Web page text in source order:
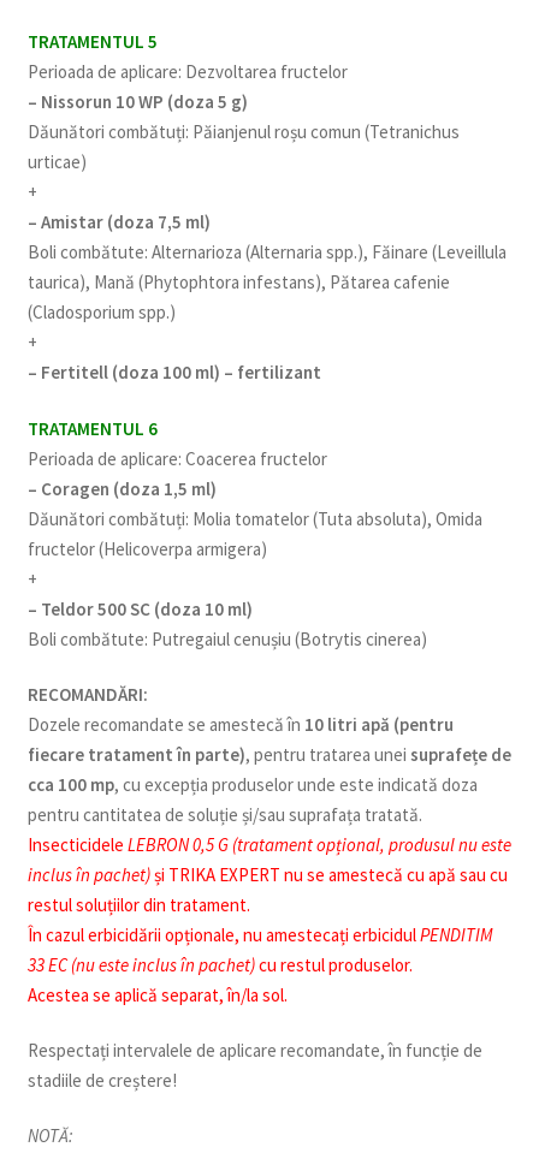
TRATAMENTUL 5
Perioada de aplicare: Dezvoltarea fructelor
– Nissorun 10 WP (doza 5 g)
Dăunători combătuți: Păianjenul roșu comun (Tetranichus
urticae)
+
– Amistar (doza 7,5 ml)
Boli combătute: Alternarioza (Alternaria spp.), Făinare (Leveillula
taurica), Mană (Phytophtora infestans), Pătarea cafenie
(Cladosporium spp.)
+
– Fertitell (doza 100 ml) – fertilizant
TRATAMENTUL 6
Perioada de aplicare: Coacerea fructelor
– Coragen (doza 1,5 ml)
Dăunători combătuți: Molia tomatelor (Tuta absoluta), Omida
fructelor (Helicoverpa armigera)
+
– Teldor 500 SC (doza 10 ml)
Boli combătute: Putregaiul cenușiu (Botrytis cinerea)
RECOMANDĂRI:
Dozele recomandate se amestecă în 10 litri apă (pentru
fiecare tratament în parte), pentru tratarea unei suprafețe de
cca 100 mp, cu excepția produselor unde este indicată doza
pentru cantitatea de soluție și/sau suprafața tratată.
Insecticidele LEBRON 0,5 G (tratament opțional, produsul nu este
inclus în pachet)și TRIKA EXPERT nu se amestecă cu apă sau cu
restul soluțiilor din tratament.
În cazul erbicidării opționale, nu amestecați erbicidulPENDITIM
33 EC (nu este inclus în pachet)cu restul produselor.
Acestea se aplică separat, în/la sol.
Respectați intervalele de aplicare recomandate, în funcție de
stadiile de creștere!
NOTĂ: